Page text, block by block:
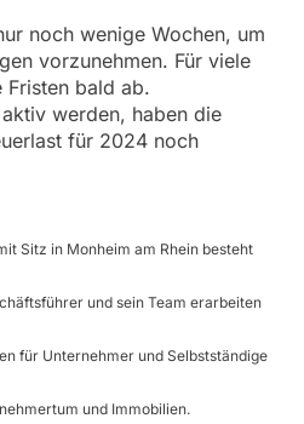
noch wenige Wochen, um
vorzunehmen. Für viele
Fristen bald ab.
werden, haben die
für 2024 noch
Sitz in Monheim am Rhein besteht
und sein Team erarbeiten
für Unternehmer und Selbstständige
und Immobilien.